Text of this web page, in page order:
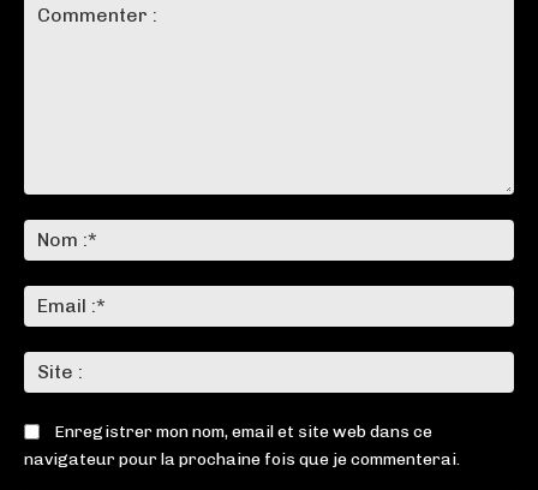
:*
:*
:
Enregistrer mon nom, email et site web dans ce
navigateur pour la prochaine fois que je commenterai.